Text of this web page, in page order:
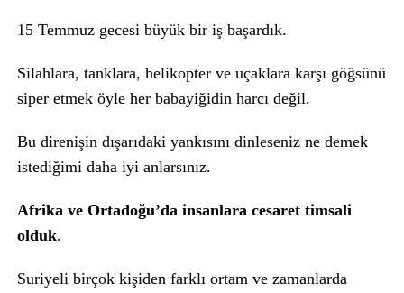
15 Temmuz gecesi büyük bir iş başardık.
Silahlara, tanklara, helikopter ve uçaklara karşı göğsünü
siper etmek öyle her babayiğidin harcı değil.
Bu direnişin dışarıdaki yankısını dinleseniz ne demek
istediğimi daha iyi anlarsınız.
Afrika ve Ortadoğu’da insanlara cesaret timsali
olduk.
Suriyeli birçok kişiden farklı ortam ve zamanlarda